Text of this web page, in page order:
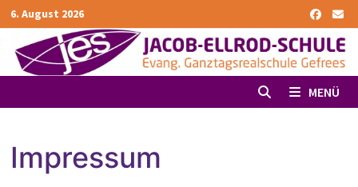
Zurück
zum
Inhalt
6. August 2026
MENÜ
Impressum